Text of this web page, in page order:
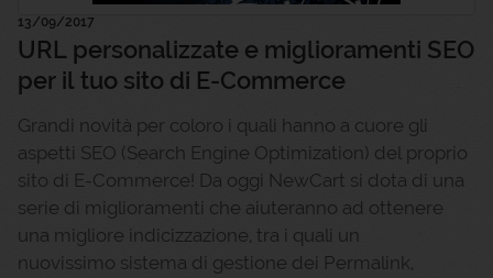
13/09/2017
URL personalizzate e miglioramenti SEO
per il tuo sito di E-Commerce
Grandi novità per coloro i quali hanno a cuore gli
aspetti SEO (Search Engine Optimization) del proprio
sito di E-Commerce! Da oggi NewCart si dota di una
serie di miglioramenti che aiuteranno ad ottenere
una migliore indicizzazione, tra i quali un
nuovissimo sistema di gestione dei Permalink,